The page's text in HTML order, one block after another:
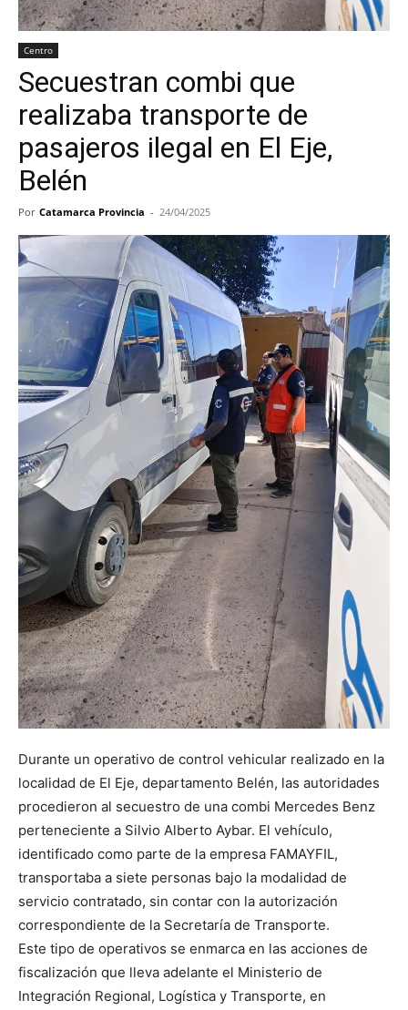
Centro
Secuestran combi que
realizaba transporte de
pasajeros ilegal en El Eje,
Belén
Por Catamarca Provincia - 24/04/2025
Durante un operativo de control vehicular realizado en la
localidad de El Eje, departamento Belén, las autoridades
procedieron al secuestro de una combi Mercedes Benz
perteneciente a Silvio Alberto Aybar. El vehículo,
identificado como parte de la empresa FAMAYFIL,
transportaba a siete personas bajo la modalidad de
servicio contratado, sin contar con la autorización
correspondiente de la Secretaría de Transporte.
Este tipo de operativos se enmarca en las acciones de
fiscalización que lleva adelante el Ministerio de
Integración Regional, Logística y Transporte, en